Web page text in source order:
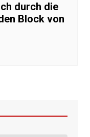
durch die
Block von